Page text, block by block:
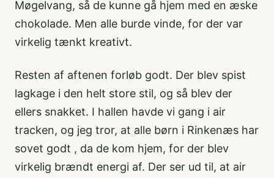
Møgelvang, så de kunne gå hjem med en æske
chokolade. Men alle burde vinde, for der var
virkelig tænkt kreativt.
Resten af aftenen forløb godt. Der blev spist
lagkage i den helt store stil, og så blev der
ellers snakket. I hallen havde vi gang i air
tracken, og jeg tror, at alle børn i Rinkenæs har
sovet godt , da de kom hjem, for der blev
virkelig brændt energi af. Der ser ud til, at air